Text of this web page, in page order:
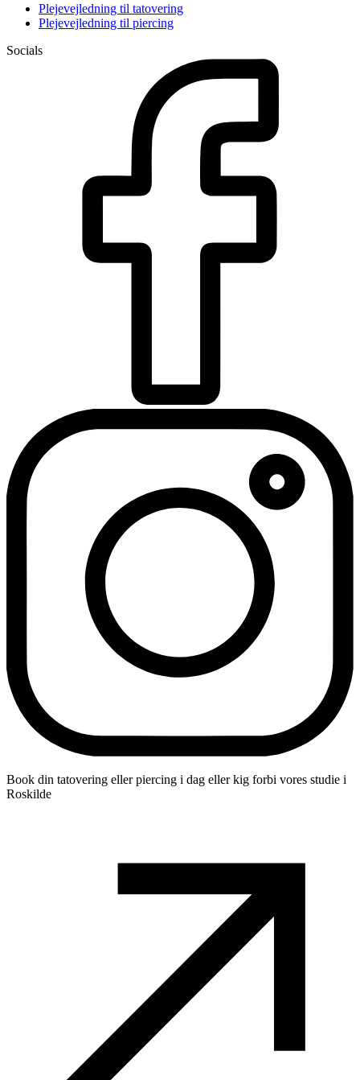
Plejevejledning til tatovering
Plejevejledning til piercing
Socials
Book din tatovering eller piercing i dag eller kig forbi vores studie i
Roskilde